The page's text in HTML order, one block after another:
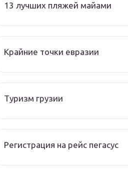
13 лучших пляжей майами
Крайние точки евразии
Туризм грузии
Регистрация на рейс пегасус